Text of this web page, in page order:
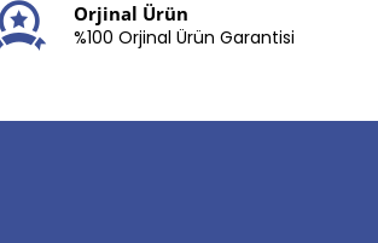
Orjinal Ürün
%100 Orjinal Ürün Garantisi